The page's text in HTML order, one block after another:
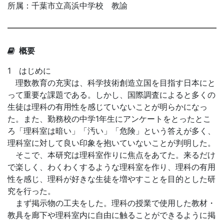
所属：千葉市立高浜中学校 教諭
概要
1 はじめに
理数教育の充実は、科学技術創造立国を目指す日本にと
って重要な課題である。しかし、国際調査によると多くの
生徒は理科の有用性を感じていないことが明らかになっ
た。また、勤務校の中学1年生にアンケートをとったとこ
ろ「理科室は暗い」「汚い」「危険」という答えが多く、
理科室に対して良い印象を抱いていないことが判明した。
そこで、本研究は理科室作りに焦点をあてた。来るだけ
で楽しく、わくわくするような理科室を作り、理科の有用
性を感じ、理科が好きな生徒を増やすことを目的とした研
究を行った。
まず掲示物の工夫をした。理科の授業で使用した教材・
教具を廊下や理科室内に自由に触ることができるように掲